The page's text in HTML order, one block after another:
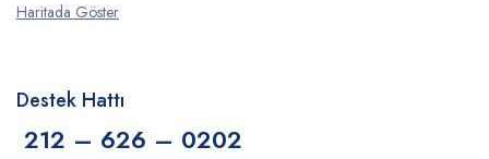
Haritada Göster
Destek Hattı
212 – 626 – 0202